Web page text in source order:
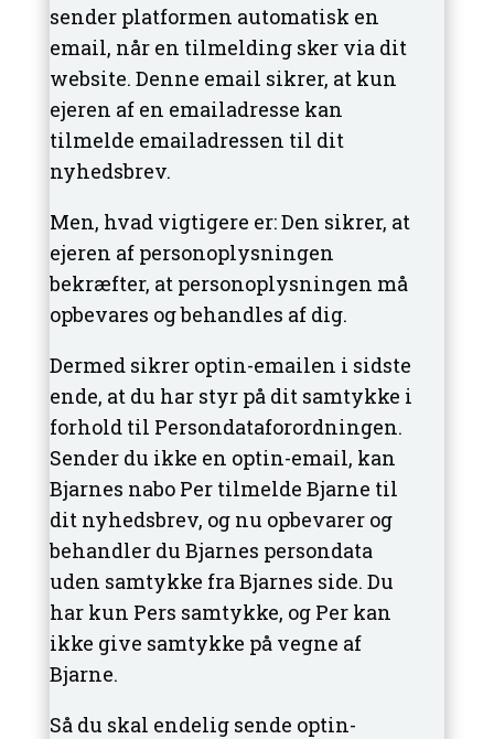
sender platformen automatisk en
email, når en tilmelding sker via dit
website. Denne email sikrer, at kun
ejeren af en emailadresse kan
tilmelde emailadressen til dit
nyhedsbrev.
Men, hvad vigtigere er: Den sikrer, at
ejeren af personoplysningen
bekræfter, at personoplysningen må
opbevares og behandles af dig.
Dermed sikrer optin-emailen i sidste
ende, at du har styr på dit samtykke i
forhold til Persondataforordningen.
Sender du ikke en optin-email, kan
Bjarnes nabo Per tilmelde Bjarne til
dit nyhedsbrev, og nu opbevarer og
behandler du Bjarnes persondata
uden samtykke fra Bjarnes side. Du
har kun Pers samtykke, og Per kan
ikke give samtykke på vegne af
Bjarne.
Så du skal endelig sende optin-